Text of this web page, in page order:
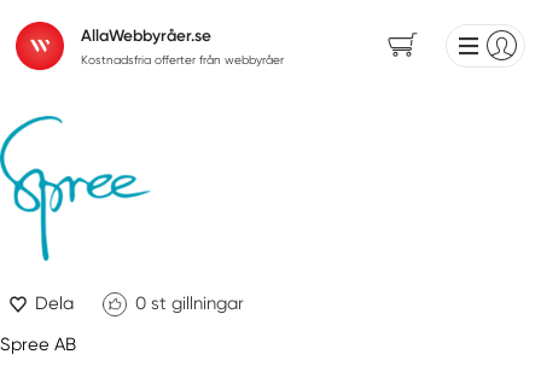
AllaWebbyråer.se
Kostnadsfria offerter från webbyråer
Dela 0 st gillningar
Spree AB